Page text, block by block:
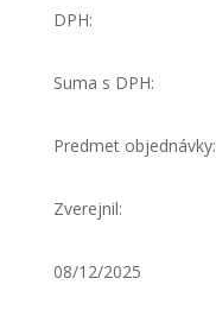
DPH:
Suma s DPH:
Predmet objednávky:
Zverejnil:
08/12/2025